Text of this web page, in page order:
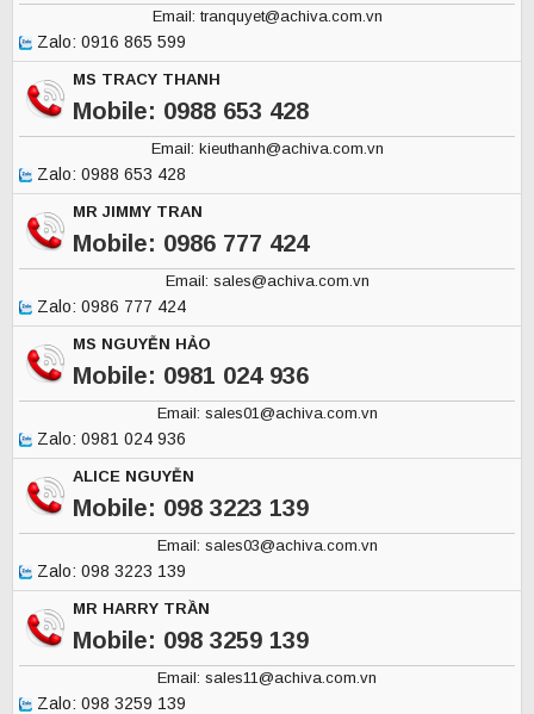
Email: tranquyet@achiva.com.vn
Zalo: 0916 865 599
MS TRACY THANH
Mobile: 0988 653 428
Email: kieuthanh@achiva.com.vn
Zalo: 0988 653 428
MR JIMMY TRAN
Mobile: 0986 777 424
Email: sales@achiva.com.vn
Zalo: 0986 777 424
MS NGUYỄN HẢO
Mobile: 0981 024 936
Email: sales01@achiva.com.vn
Zalo: 0981 024 936
ALICE NGUYỄN
Mobile: 098 3223 139
Email: sales03@achiva.com.vn
Zalo: 098 3223 139
MR HARRY TRẦN
Mobile: 098 3259 139
Email: sales11@achiva.com.vn
Zalo: 098 3259 139